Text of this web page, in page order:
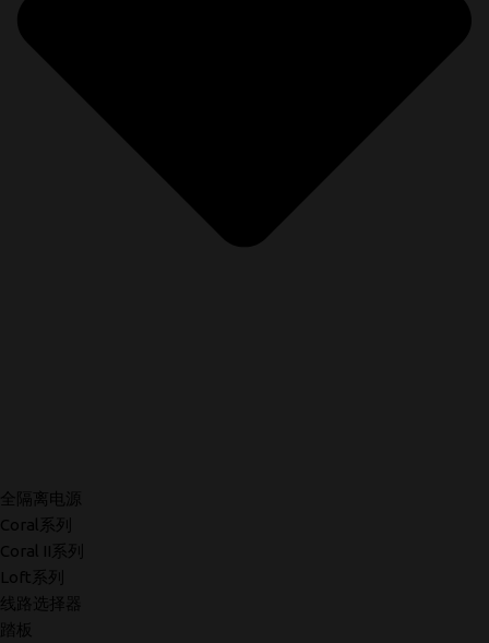
全隔离电源
Coral系列
Coral II系列
Loft系列
线路选择器
踏板